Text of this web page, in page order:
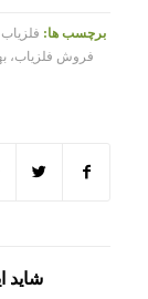
برچسب ها:
فروش فلزیاب،
شاید